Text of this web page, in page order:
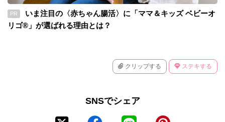
PR
いま注目の〈赤ちゃん腸活〉に「ママ＆キッズ ベビーオ
リゴ®」が選ばれる理由とは？
クリップする ステキする
SNSでシェア